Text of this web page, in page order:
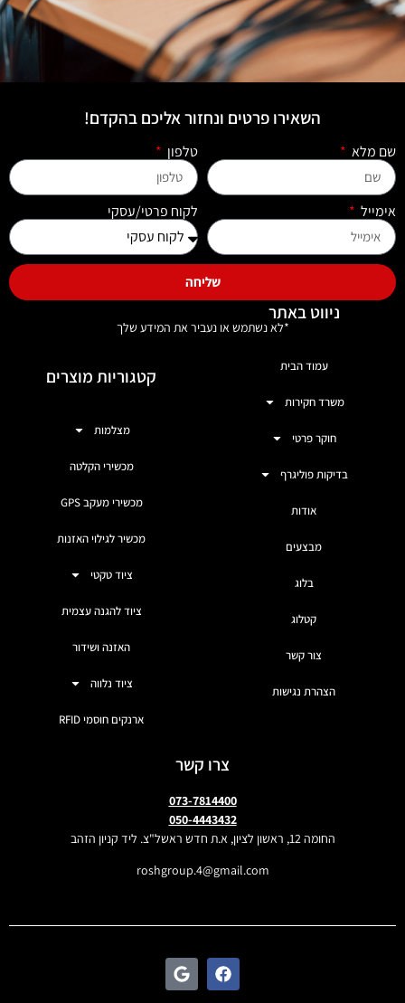
השאירו פרטים ונחזור אליכם בהקדם!
שם מלא טלפון
אימייל לקוח פרטי/עסקי
שליחה
*לא נשתמש או נעביר את המידע שלך
ניווט באתר
עמוד הבית
משרד חקירות
חוקר פרטי
בדיקות פוליגרף
אודות
מבצעים
בלוג
קטלוג
צור קשר
הצהרת נגישות
קטגוריות מוצרים
מצלמות
מכשירי הקלטה
מכשירי מעקב GPS
מכשיר לגילוי האזנות
ציוד טקטי
ציוד להגנה עצמית
האזנה ושידור
ציוד נלווה
ארנקים חוסמי RFID
צרו קשר
073-7814400
050-4443432
החומה 12, ראשון לציון, א.ת חדש ראשל"צ. ליד קניון הזהב
roshgroup.4@gmail.com